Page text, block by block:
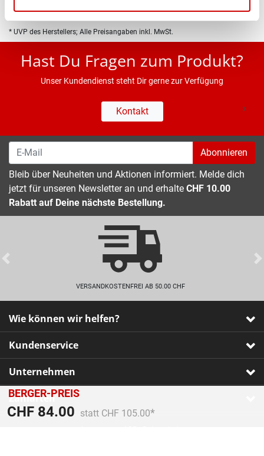
BERGER-PREIS
CHF 84.00 Preis reduziert von
statt CHF 105.00
An
* UVP des Herstellers; Alle Preisangaben inkl. MwSt.
Hast Du Fragen zum Produkt?
Unser Kundendienst steht Dir gerne zur Verfügung
Kontakt
Abonnieren
Bleib über Neuheiten und Aktionen informiert. Melde dich
jetzt für unseren Newsletter an und erhalte CHF 10.00
Rabatt auf Deine nächste Bestellung.
VERSANDKOSTENFREI AB 50.00 CHF
Previous
Wie können wir helfen?
Kundenservice
Unternehmen
Zahlarten